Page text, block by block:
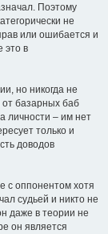
Поэтому
не
или ошибается и
это в
но никогда не
базарных баб
личности – им нет
только и
доводов
с оппонентом хотя
судьей и никто не
даже в теории не
он является